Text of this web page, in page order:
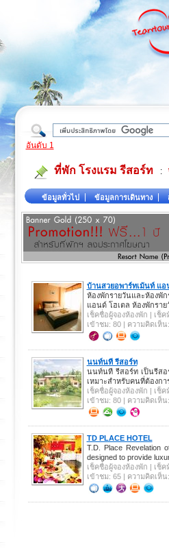
อันดับ 1
ที่พัก โรงแรม รีสอร์ท :
ข้อมูลทั่วไป ข้อมูลการเดินทาง
บ้านสวยอพาร์ทเม้นท์ แอ
ห้องพักรายวันและห้อง
แอนด์ โฮเตล ห้องพักรา
เช็คชื่อผู้จองห้องพัก | เช็
เข้าชม: 80 | ความคิดเห็น
นนท์นที รีสอร์ท
นนท์นที รีสอร์ท เป็นรีสอ
เหมาะสำหรับคนที่ต้องก
เช็คชื่อผู้จองห้องพัก | เช็
เข้าชม: 80 | ความคิดเห็น
TD PLACE HOTEL
T.D. Place Revelation
designed to provide
เช็คชื่อผู้จองห้องพัก | เช็
เข้าชม: 65 | ความคิดเห็น